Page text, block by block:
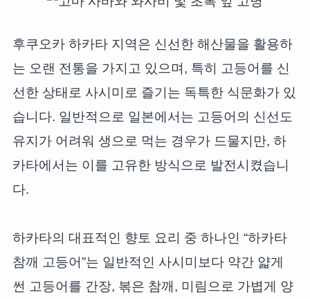
후쿠오카 하카타 지역은 신선한 해산물을 활용하
는 오랜 전통을 가지고 있으며, 특히 고등어를 신
선한 상태로 사시미로 즐기는 독특한 식문화가 있
습니다. 일반적으로 일본에서는 고등어의 신선도
유지가 어려워 생으로 먹는 경우가 드물지만, 하
카타에서는 이를 고유한 방식으로 발전시켰습니
다.
하카타의 대표적인 향토 요리 중 하나인 “하카타
참깨 고등어”는 일반적인 사시미보다 약간 얇게
썬 고등어를 간장, 볶은 참깨, 미림으로 가볍게 양